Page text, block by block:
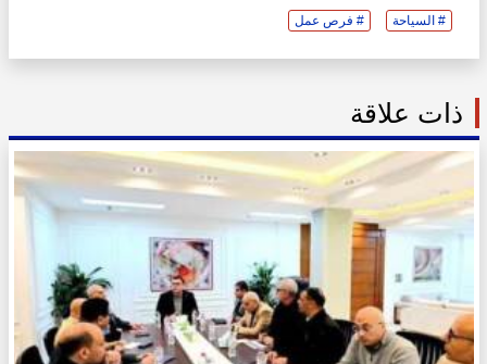
# السياحة # فرص عمل
ذات علاقة